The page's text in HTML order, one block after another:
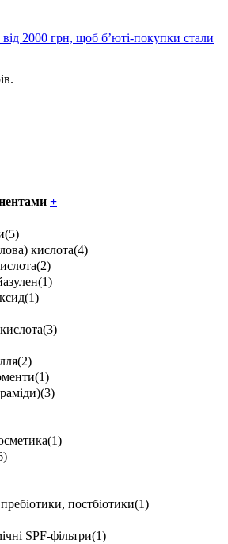
2000 грн, щоб б’юті-покупки стали
+
(5)
кислота(4)
(2)
(1)
(1)
(3)
(2)
(1)
(3)
(1)
постбіотики(1)
SPF-фільтри(1)